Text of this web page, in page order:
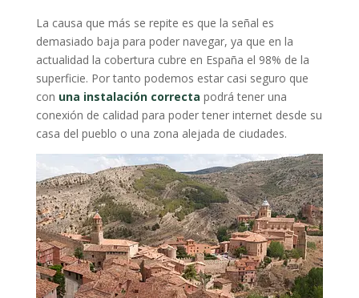
La causa que más se repite es que la señal es
demasiado baja para poder navegar, ya que en la
actualidad la cobertura cubre en España el 98% de la
superficie. Por tanto podemos estar casi seguro que
con una instalación correcta podrá tener una
conexión de calidad para poder tener internet desde su
casa del pueblo o una zona alejada de ciudades.